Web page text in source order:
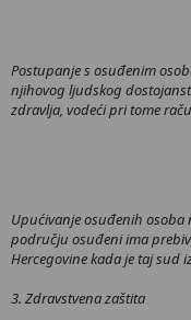
Postupanje s osuđenim
njihovog ljudskog
zdravlja, vodeći pri tome
Upućivanje osuđenih osoba
području osuđeni ima
Hercegovine kada je taj sud
3. Zdravstvena zaštita